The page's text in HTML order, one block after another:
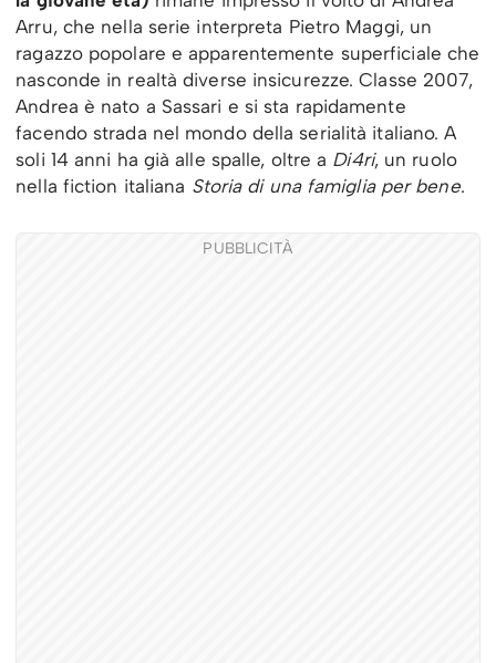
Arru, che nella serie interpreta Pietro Maggi, un
ragazzo popolare e apparentemente superficiale che
nasconde in realtà diverse insicurezze. Classe 2007,
Andrea è nato a Sassari e si sta rapidamente
facendo strada nel mondo della serialità italiano. A
soli 14 anni ha già alle spalle, oltre a Di4ri, un ruolo
nella fiction italiana Storia di una famiglia per bene.
PUBBLICITÀ